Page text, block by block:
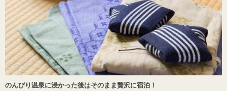
のんびり温泉に浸かった後はそのまま贅沢に宿泊！